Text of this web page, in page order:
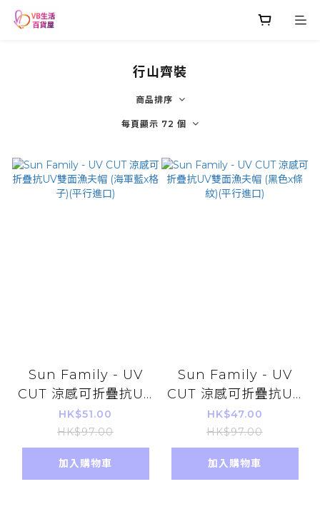
行山齊裝
商品排序
每頁顯示 72 個
Sun Family - UV
CUT 涼感可折疊抗UV
雙面漁夫帽 (海軍藍x
格子)(平行進口)
HK$51.00
HK$97.00
加入購物車
Sun Family - UV
CUT 涼感可折疊抗UV
雙面漁夫帽 (黑色x條
紋)(平行進口)
HK$47.00
HK$97.00
加入購物車